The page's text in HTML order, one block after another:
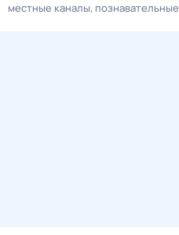
местные каналы познавательные